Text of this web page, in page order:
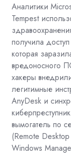
Аналитики
Tempest
получила
которая
вредоносного
хакеры
легитимные
AnyDesk и
вымогатель по
(Remote
Windows